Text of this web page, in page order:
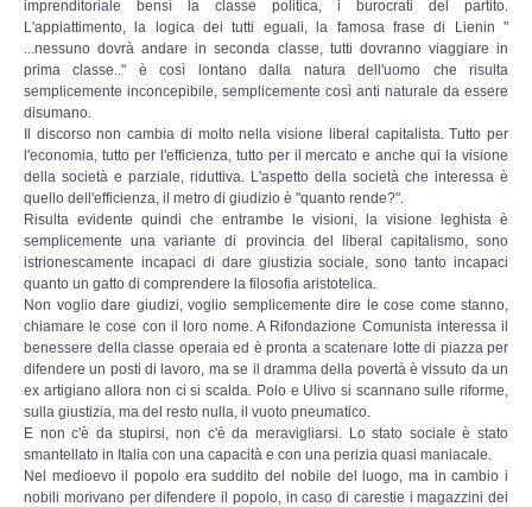
I CADUTI
DOCUMENTI
Documenti 1900 - 1940
Documenti 1940 - 2000
Documenti dal 2000 ad oggi
Super Guest
MULTIMEDIA
Canzoniere
imprenditoriale bensì la classe politica, i burocrati del partito.
L'appiattimento, la logica dei tutti eguali, la famosa frase di Lienin "
...nessuno dovrà andare in seconda classe, tutti dovranno viaggiare in
prima classe.." è così lontano dalla natura dell'uomo che risulta
semplicemente inconcepibile, semplicemente così anti naturale da essere
disumano.
Il discorso non cambia di molto nella visione liberal capitalista. Tutto per
l'economia, tutto per l'efficienza, tutto per il mercato e anche qui la visione
della società e parziale, riduttiva. L'aspetto della società che interessa è
quello dell'efficienza, il metro di giudizio è "quanto rende?".
Risulta evidente quindi che entrambe le visioni, la visione leghista è
semplicemente una variante di provincia del liberal capitalismo, sono
istrionescamente incapaci di dare giustizia sociale, sono tanto incapaci
quanto un gatto di comprendere la filosofia aristotelica.
Non voglio dare giudizi, voglio semplicemente dire le cose come stanno,
chiamare le cose con il loro nome. A Rifondazione Comunista interessa il
benessere della classe operaia ed è pronta a scatenare lotte di piazza per
difendere un posti di lavoro, ma se il dramma della povertà è vissuto da un
ex artigiano allora non ci si scalda. Polo e Ulivo si scannano sulle riforme,
sulla giustizia, ma del resto nulla, il vuoto pneumatico.
E non c'è da stupirsi, non c'è da meravigliarsi. Lo stato sociale è stato
smantellato in Italia con una capacità e con una perizia quasi maniacale.
Nel medioevo il popolo era suddito del nobile del luogo, ma in cambio i
nobili morivano per difendere il popolo, in caso di carestie i magazzini dei